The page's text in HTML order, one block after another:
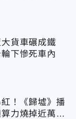
貨車碾成鐵
下慘死車內
！《歸墟》播
力燒掉近萬台